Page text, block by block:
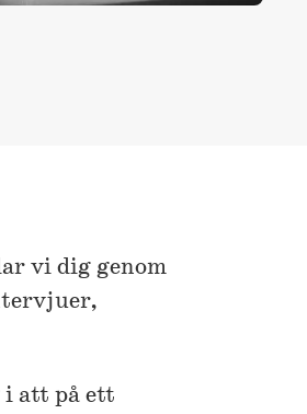
vi dig genom
att på ett